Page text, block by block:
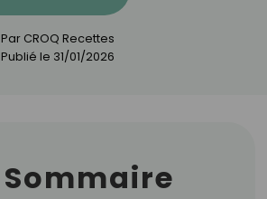
Par CROQ Recettes
Publié le 31/01/2026
Sommaire